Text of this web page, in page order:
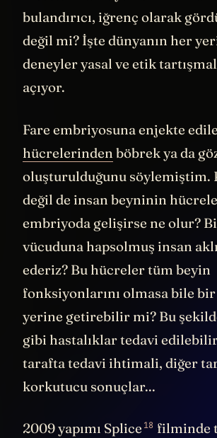
bulandırıcı, iğrenç olarak
değil mi? İşte dünyanın her
deneyler yasal ve etik
açıyor.
Fare embriyosuna enjekte
hücrelerinden böbrek ya da
oluşturulduğunu söylemiştim.
değil de insan beyninin
embriyoda gelişirse ne olur?
vücuduna hapsolmuş insan
ederiz? Bu hücreler tüm beyin
fonksiyonlarını olmasa bile bir
yerine getirebilir mi? Bu
gibi hastalıklar tedavi
tarafta tedavi ihtimali, diğer
korkutucu sonuçlar...
2009 yapımı Splice 18 filminde